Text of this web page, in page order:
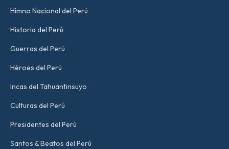
Himno Nacional del Perú
Historia del Perú
Guerras del Perú
Héroes del Perú
Incas del Tahuantinsuyo
Culturas del Perú
Presidentes del Perú
Santos & Beatos del Perú